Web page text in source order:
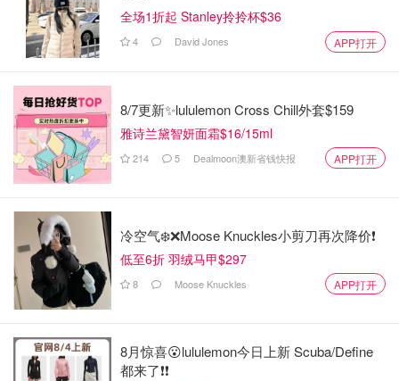
全场1折起 Stanley拎拎杯$36
4 David Jones APP打开
8/7更新✨lululemon Cross Chill外套$159
雅诗兰黛智妍面霜$16/15ml
214 5 Dealmoon澳新省钱快报 APP打开
冷空气❄️❌️Moose Knuckles小剪刀再次降价❗️
低至6折 羽绒马甲$297
8 Moose Knuckles APP打开
8月惊喜😮lululemon今日上新 Scuba/Define
都来了❗️❗️